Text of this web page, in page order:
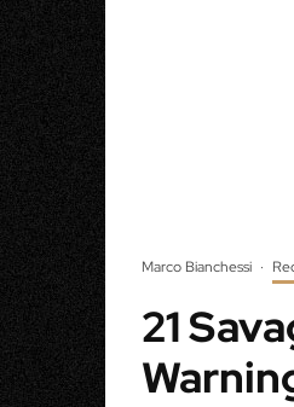
Marco Bianchessi ·
21